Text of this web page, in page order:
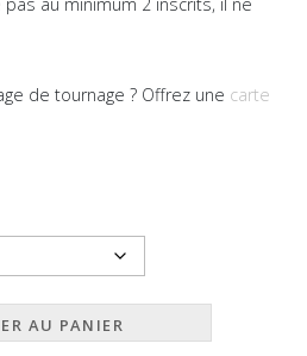
de tournage ? Offrez une carte
AU PANIER